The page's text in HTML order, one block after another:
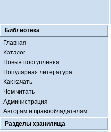
Библиотека
Главная
Каталог
Новые поступления
Популярная литература
Как качать
Чем читать
Администрация
Авторам и правообладателям
Разделы хранилища